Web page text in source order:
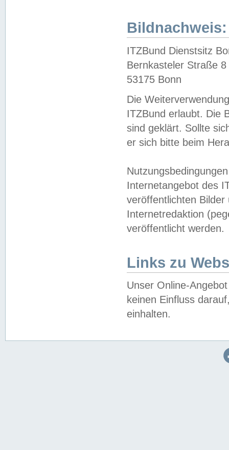
Bildnachweis:
ITZBund Dienstsitz
Bernkasteler Straße 8
53175 Bonn
Die
ITZBund erlaubt. Die
sind geklärt. Sollte
er sich bitte beim
Internetangebot des
veröffentlichten
Internetredaktion
veröffentlicht werden.
Links zu
Unser Online-
keinen Einfluss
einhalten.